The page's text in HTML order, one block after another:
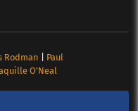
Rodman
Paul
O’Neal